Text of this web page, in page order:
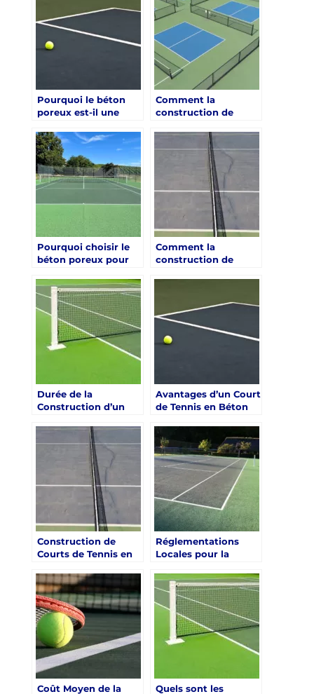
Pourquoi le béton
poreux est-il une
la construction de
courts de tennis à
Saint-Raphaël ?
Comment la
construction de
béton poreux à Saint-
Raphaël peut-elle
améliorer la
jouabilité par rapport
à d’autres surfaces ?
Pourquoi choisir le
béton poreux pour
à Saint-Raphaël ?
Comment la
construction de
la maintenance à
long terme ?
Durée de la
Construction d’un
Béton Poreux à
Saint-Raphaël
Avantages d’un Court
de Tennis en Béton
Résidents de Saint-
Raphaël
Construction de
Courts de Tennis en
Saint-Raphaël
Réglementations
Locales pour la
Court de Tennis en
Béton Poreux à
Saint-Raphaël
Coût Moyen de la Quels sont les